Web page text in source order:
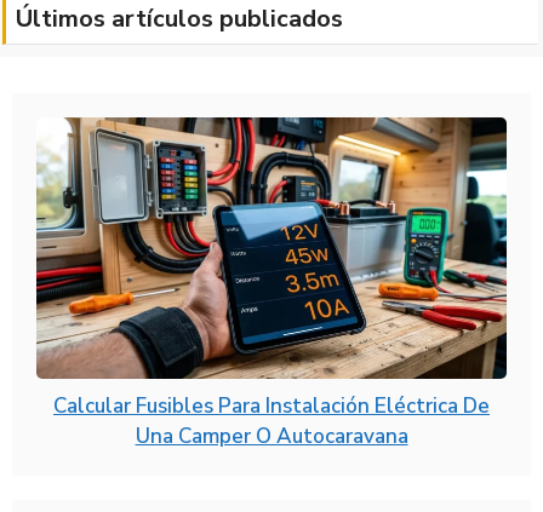
Últimos artículos publicados
Calcular Fusibles Para Instalación Eléctrica De
Una Camper O Autocaravana